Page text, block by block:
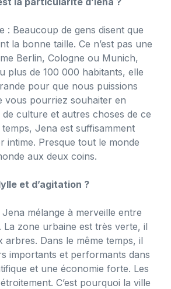
: Beaucoup de gens disent que
la bonne taille. Ce n’est pas une
Berlin, Cologne ou Munich,
plus de 100 000 habitants, elle
pour que nous puissions
vous pourriez souhaiter en
culture et autres choses de ce
Jena est suffisamment
intime. Presque tout le monde
aux deux coins.
et d’agitation ?
Jena mélange à merveille entre
La zone urbaine est très verte, il
arbres. Dans le même temps, il
importants et performants dans
et une économie forte. Les
C’est pourquoi la ville